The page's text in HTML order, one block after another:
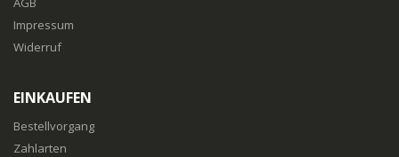
Impressum
Widerruf
EINKAUFEN
Bestellvorgang
Zahlarten